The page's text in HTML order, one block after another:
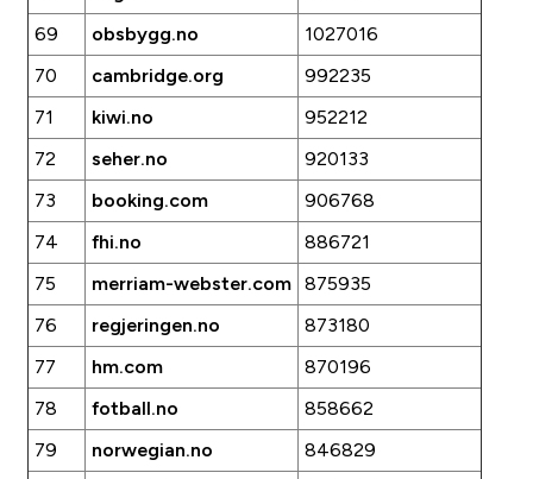
69
obsbygg.no
1027016
70
cambridge.org
992235
71
kiwi.no
952212
72
seher.no
920133
73
booking.com
906768
74
fhi.no
886721
75
merriam-webster.com 875935
76
regjeringen.no
873180
77
hm.com
870196
78
fotball.no
858662
79
norwegian.no
846829